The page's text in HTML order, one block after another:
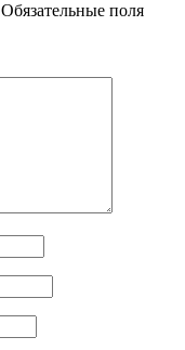
Обязательные поля